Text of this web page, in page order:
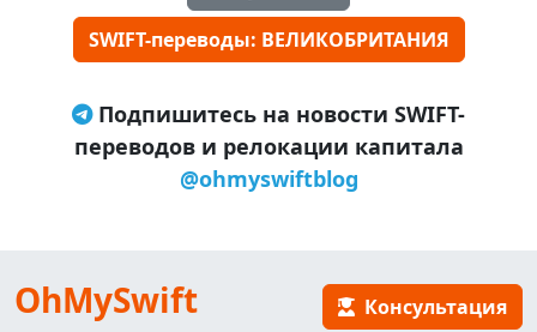
SWIFT-переводы: ВЕЛИКОБРИТАНИЯ
Подпишитесь на новости SWIFT-
переводов и релокации капитала
@ohmyswiftblog
OhMySwift Консультация